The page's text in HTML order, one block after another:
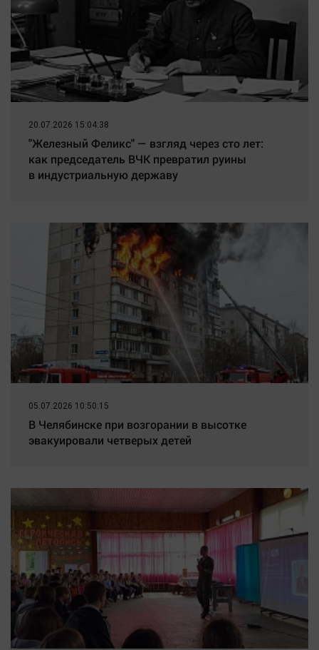
20.07.2026 15:04:38
"Железный Феликс" — взгляд через сто лет:
как председатель ВЧК превратил руины
в индустриальную державу
05.07.2026 10:50:15
В Челябинске при возгорании в высотке
эвакуировали четверых детей